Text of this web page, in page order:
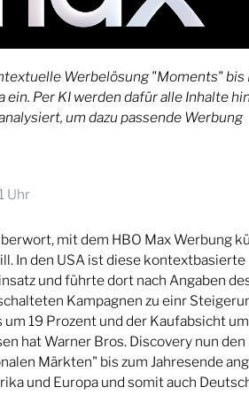
Werbelösung "Moments" bis
ein. Per KI werden dafür alle Inhalte
um dazu passende Werbung
Uhr
mit dem HBO Max Werbung
In den USA ist diese kontextbasierte
und führte dort nach Angaben
Kampagnen zu einr
19 Prozent und der Kaufabsicht
hat Warner Bros. Discovery nun den
Märkten" bis zum Jahresende
und Europa und somit auch